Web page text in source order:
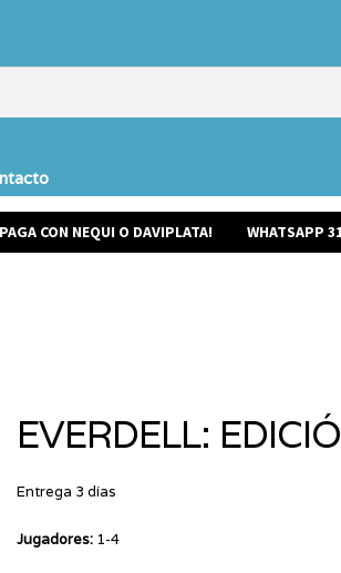
CON NEQUI O DAVIPLATA! WHATSAPP
EVERDELL:
Entrega 3 días
Jugadores: 1-4